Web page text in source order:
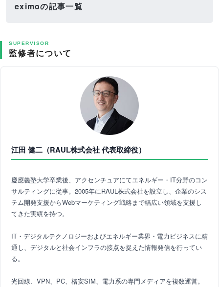
eximoの記事一覧
SUPERVISOR
監修者について
江田 健二（RAUL株式会社 代表取締役）
慶應義塾大学卒業後、アクセンチュアにてエネルギー・IT分野のコン
サルティングに従事。2005年にRAUL株式会社を設立し、企業のシス
テム開発支援からWebマーケティング戦略まで幅広い領域を支援し
てきた実績を持つ。
IT・デジタルテクノロジーおよびエネルギー業界・電力ビジネスに精
通し、デジタルと社会インフラの接点を捉えた情報発信を行ってい
る。
光回線、VPN、PC、格安SIM、電力系の専門メディアを複数運営。